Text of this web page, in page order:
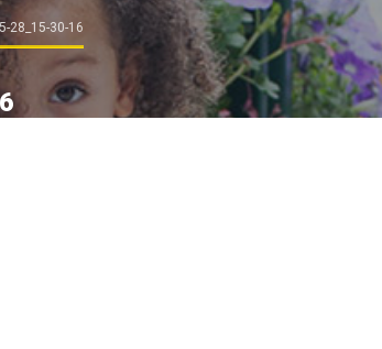
28_15-30-16